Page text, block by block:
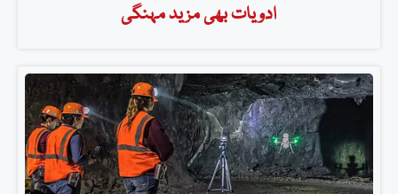
ادویات بھی مزید مہنگی